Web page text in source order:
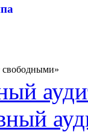
свободными»